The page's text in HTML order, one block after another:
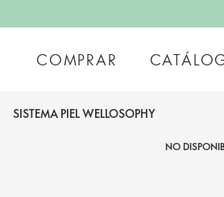
COMPRAR
SISTEMA PIEL WELLOSOPHY
NO